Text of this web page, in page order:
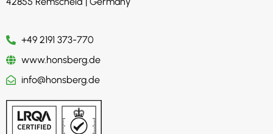
+49 2191 373-770
www.honsberg.de
info@honsberg.de